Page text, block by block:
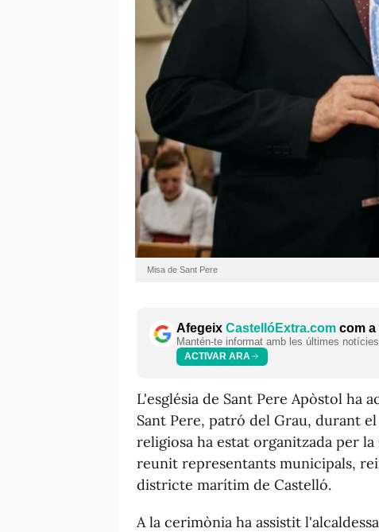
Misa de Sant Pere
Afegeix CastellóExtra.com com a
Mantén-te informat amb les últimes
ACTIVAR ARA
L'església de Sant Pere Apòstol ha
Sant Pere, patró del Grau, durant
religiosa ha estat organitzada per
reunit representants municipals,
districte marítim de Castelló.
A la cerimònia ha assistit